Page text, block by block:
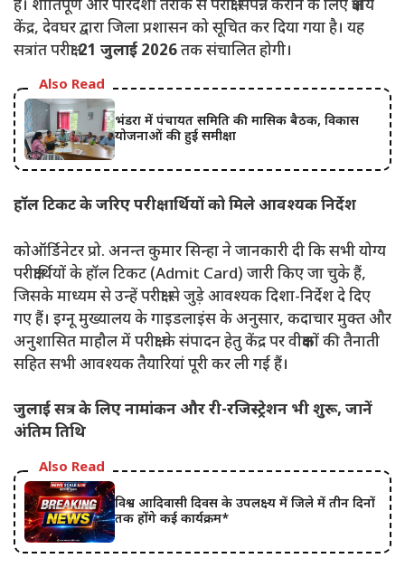
हैं। शांतिपूर्ण और पारदर्शी तरीके से परीक्षा संपन्न कराने के लिए क्षेत्रीय
केंद्र, देवघर द्वारा जिला प्रशासन को सूचित कर दिया गया है। यह
सत्रांत परीक्षा21 जुलाई 2026तक संचालित होगी।
Also Read
भंडरा में पंचायत समिति की मासिक बैठक, विकास
योजनाओं की हुई समीक्षा
हॉल टिकट के जरिए परीक्षार्थियों को मिले आवश्यक निर्देश
कोऑर्डिनेटर प्रो. अनन्त कुमार सिन्हा ने जानकारी दी कि सभी योग्य
परीक्षार्थियों के हॉल टिकट (Admit Card) जारी किए जा चुके हैं,
जिसके माध्यम से उन्हें परीक्षा से जुड़े आवश्यक दिशा-निर्देश दे दिए
गए हैं। इग्नू मुख्यालय के गाइडलाइंस के अनुसार, कदाचार मुक्त और
अनुशासित माहौल में परीक्षा के संपादन हेतु केंद्र पर वीक्षकों की तैनाती
सहित सभी आवश्यक तैयारियां पूरी कर ली गई हैं।
जुलाई सत्र के लिए नामांकन और री-रजिस्ट्रेशन भी शुरू, जानें
अंतिम तिथि
Also Read
विश्व आदिवासी दिवस के उपलक्ष्य में जिले में तीन दिनों
तक होंगे कई कार्यक्रम*